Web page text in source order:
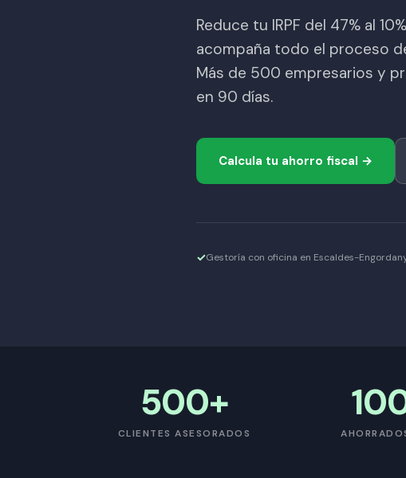
Reduce tu IRPF del 47% al
acompaña todo el proceso
Más de 500 empresarios y
en 90 días.
Calcula tu ahorro fiscal →
Gestoría con oficina en Escaldes-
500+
CLIENTES ASESORADOS